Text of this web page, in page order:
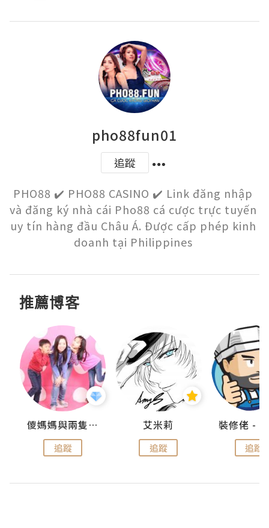
pho88fun01
追蹤
PHO88 ✔️ PHO88 CASINO ✔️ Link đăng nhập
và đăng ký nhà cái Pho88 cá cược trực tuyến
uy tín hàng đầu Châu Á. Được cấp phép kinh
doanh tại Philippines
推薦博客
儍媽媽與兩隻小魔怪之家
追蹤
艾米莉
追蹤 追蹤